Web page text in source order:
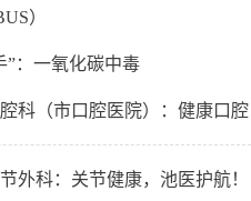
）
”：一氧化碳中毒
科（市口腔医院）：健康口
外科：关节健康，池医护航！